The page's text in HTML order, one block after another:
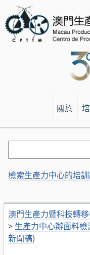
關於
澳門生產力暨科技轉
> 生產力中心辦面料
新聞稿)
檢索生產力中心的培